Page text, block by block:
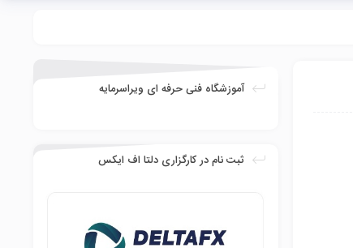
۹۱۵۰۵۶۶۹۴۶
آموزشگاه فنی حرفه ای ویراسرمایه
ثبت نام در کارگزاری دلتا اف ایکس